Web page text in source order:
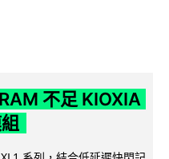
不足 KIOXIA